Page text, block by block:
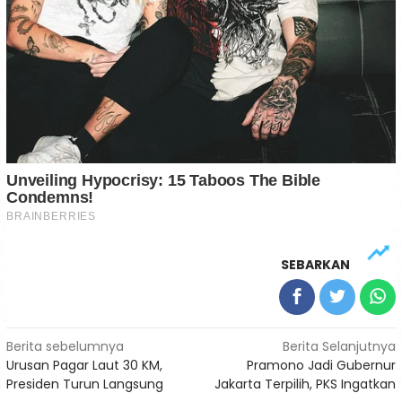
SEBARKAN
Navigasi
pos
Berita sebelumnya
Urusan Pagar Laut 30 KM,
Presiden Turun Langsung
Berita Selanjutnya
Pramono Jadi Gubernur
Jakarta Terpilih, PKS Ingatkan